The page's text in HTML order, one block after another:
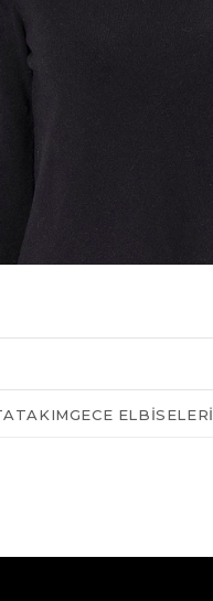
TAKIMGECE ELBISELERI